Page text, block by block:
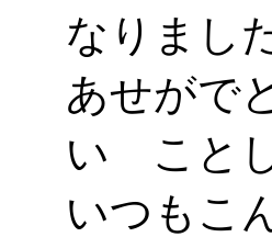
なりまし
あせがで
い こと
いつもこ